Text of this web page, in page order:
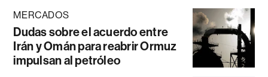
MERCADOS
Dudas sobre el acuerdo entre
Irán y Omán para reabrir Ormuz
impulsan al petróleo